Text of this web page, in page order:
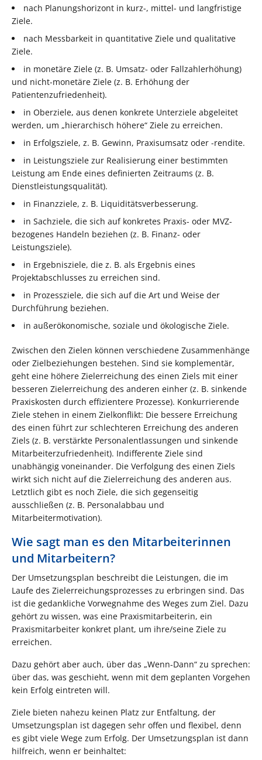
nach Planungshorizont in kurz-, mittel- und langfristige
Ziele.
nach Messbarkeit in quantitative Ziele und qualitative
Ziele.
in monetäre Ziele (z. B. Umsatz- oder Fallzahlerhöhung)
und nicht-monetäre Ziele (z. B. Erhöhung der
Patientenzufriedenheit).
in Oberziele, aus denen konkrete Unterziele abgeleitet
werden, um „hierarchisch höhere“ Ziele zu erreichen.
in Erfolgsziele, z. B. Gewinn, Praxisumsatz oder -rendite.
in Leistungsziele zur Realisierung einer bestimmten
Leistung am Ende eines definierten Zeitraums (z. B.
Dienstleistungsqualität).
in Finanzziele, z. B. Liquiditätsverbesserung.
in Sachziele, die sich auf konkretes Praxis- oder MVZ-
bezogenes Handeln beziehen (z. B. Finanz- oder
Leistungsziele).
in Ergebnisziele, die z. B. als Ergebnis eines
Projektabschlusses zu erreichen sind.
in Prozessziele, die sich auf die Art und Weise der
Durchführung beziehen.
in außerökonomische, soziale und ökologische Ziele.
Zwischen den Zielen können verschiedene Zusammenhänge
oder Zielbeziehungen bestehen. Sind sie komplementär,
geht eine höhere Zielerreichung des einen Ziels mit einer
besseren Zielerreichung des anderen einher (z. B. sinkende
Praxiskosten durch effizientere Prozesse). Konkurrierende
Ziele stehen in einem Zielkonflikt: Die bessere Erreichung
des einen führt zur schlechteren Erreichung des anderen
Ziels (z. B. verstärkte Personalentlassungen und sinkende
Mitarbeiterzufriedenheit). Indifferente Ziele sind
unabhängig voneinander. Die Verfolgung des einen Ziels
wirkt sich nicht auf die Zielerreichung des anderen aus.
Letztlich gibt es noch Ziele, die sich gegenseitig
ausschließen (z. B. Personalabbau und
Mitarbeitermotivation).
Wie sagt man es den Mitarbeiterinnen
und Mitarbeitern?
Der Umsetzungsplan beschreibt die Leistungen, die im
Laufe des Zielerreichungsprozesses zu erbringen sind. Das
ist die gedankliche Vorwegnahme des Weges zum Ziel. Dazu
gehört zu wissen, was eine Praxismitarbeiterin, ein
Praxismitarbeiter konkret plant, um ihre/seine Ziele zu
erreichen.
Dazu gehört aber auch, über das „Wenn-Dann“ zu sprechen:
über das, was geschieht, wenn mit dem geplanten Vorgehen
kein Erfolg eintreten will.
Ziele bieten nahezu keinen Platz zur Entfaltung, der
Umsetzungsplan ist dagegen sehr offen und flexibel, denn
es gibt viele Wege zum Erfolg. Der Umsetzungsplan ist dann
hilfreich, wenn er beinhaltet: